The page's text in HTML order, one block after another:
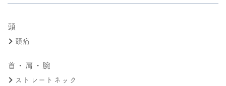
頭
頭痛
首・肩・腕
ストレートネック